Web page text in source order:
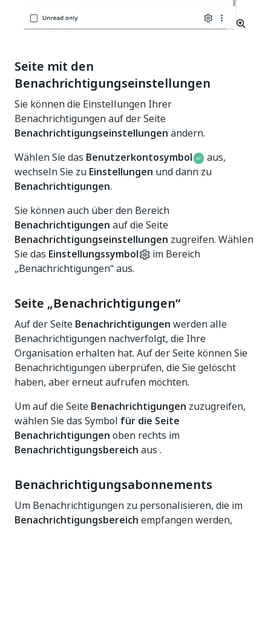
Seite mit den
Benachrichtigungseinstellungen
Sie können die Einstellungen Ihrer
Benachrichtigungen auf der Seite
Benachrichtigungseinstellungen ändern.
Wählen Sie das Benutzerkontosymbol
aus,
wechseln Sie zu Einstellungen und dann zu
Benachrichtigungen.
Sie können auch über den Bereich
Benachrichtigungen auf die Seite
Benachrichtigungseinstellungen zugreifen. Wählen
Sie das Einstellungssymbol
im Bereich
„Benachrichtigungen“ aus.
Seite „Benachrichtigungen“
Auf der Seite Benachrichtigungen werden alle
Benachrichtigungen nachverfolgt, die Ihre
Organisation erhalten hat. Auf der Seite können Sie
Benachrichtigungen überprüfen, die Sie gelöscht
haben, aber erneut aufrufen möchten.
Um auf die Seite Benachrichtigungen zuzugreifen,
wählen Sie das Symbol für die Seite
Benachrichtigungen oben rechts im
Benachrichtigungsbereich aus .
Benachrichtigungsabonnements
Um Benachrichtigungen zu personalisieren, die im
Benachrichtigungsbereich empfangen werden,